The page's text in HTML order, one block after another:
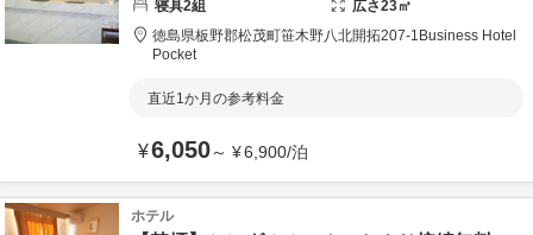
寝具2組 広さ23㎡
徳島県板野郡松茂町笹木野八北開拓207-1 Business Hotel
Pocket
直近1か月の参考料金
¥6,050～ ¥6,900/泊
ホテル